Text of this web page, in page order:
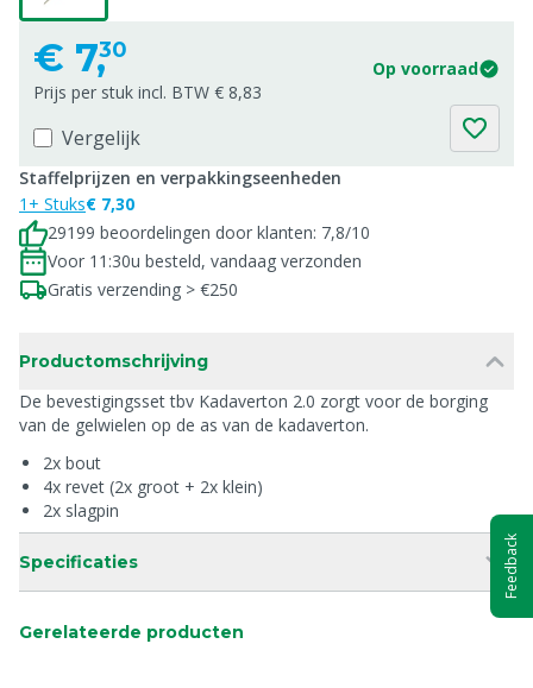
€ 7,30
Op voorraad
Prijs per stuk incl. BTW € 8,83
Vergelijk
Staffelprijzen en verpakkingseenheden
1+ Stuks€ 7,30
29199 beoordelingen door klanten: 7,8/10
Voor 11:30u besteld, vandaag verzonden
Gratis verzending > €250
Productomschrijving
De bevestigingsset tbv Kadaverton 2.0 zorgt voor de borging
van de gelwielen op de as van de kadaverton.
2x bout
4x revet (2x groot + 2x klein)
2x slagpin
Specificaties
Gerelateerde producten
Feedback